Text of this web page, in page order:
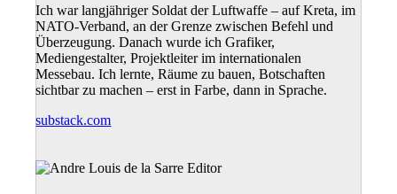
Ich war langjähriger Soldat der Luftwaffe – auf Kreta, im
NATO-Verband, an der Grenze zwischen Befehl und
Überzeugung. Danach wurde ich Grafiker,
Mediengestalter, Projektleiter im internationalen
Messebau. Ich lernte, Räume zu bauen, Botschaften
sichtbar zu machen – erst in Farbe, dann in Sprache.
substack.com